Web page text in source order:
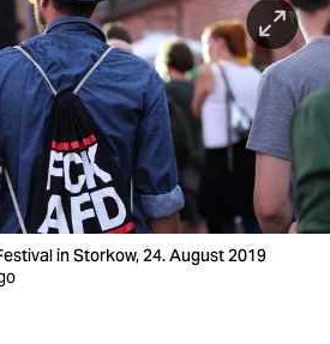
in Storkow, 24. August 2019